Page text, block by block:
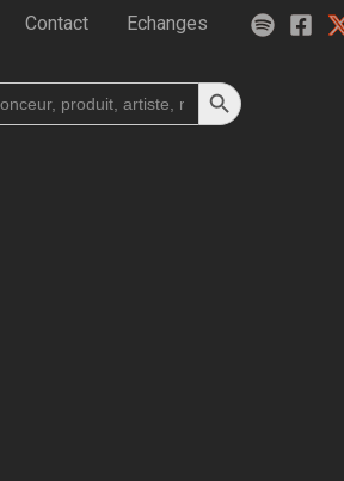
Contact Echanges
Search Button